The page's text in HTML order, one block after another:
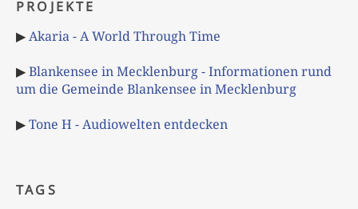
PROJEKTE
▶Akaria - A World Through Time
▶Blankensee in Mecklenburg - Informationen rund
um die Gemeinde Blankensee in Mecklenburg
▶Tone H - Audiowelten entdecken
TAGS